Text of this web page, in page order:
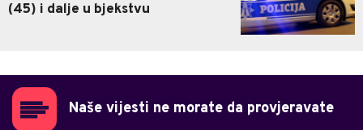
(45) i dalje u bjekstvu
Naše vijesti ne morate da provjeravate